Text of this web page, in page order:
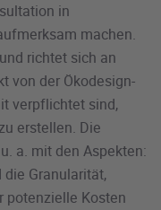
in
machen.
richtet sich an
von der Ökodesign-
verpflichtet sind,
erstellen. Die
a. mit den Aspekten:
Granularität,
potenzielle Kosten